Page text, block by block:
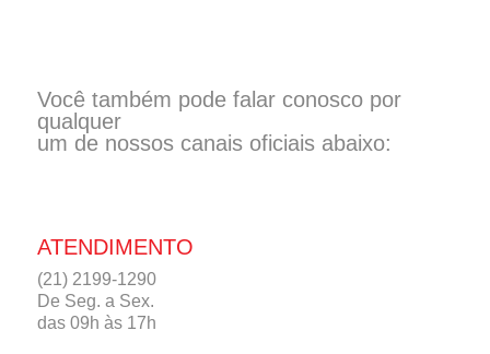
Você também pode falar conosco por
qualquer
um de nossos canais oficiais abaixo:
ATENDIMENTO
(21) 2199-1290
De Seg. a Sex.
das 09h às 17h